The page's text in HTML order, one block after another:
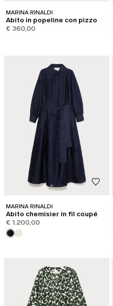
MARINA RINALDI
Abito in popeline con pizzo
€ 360,00
MARINA RINALDI
Abito chemisier in fil coupé
€ 1.200,00